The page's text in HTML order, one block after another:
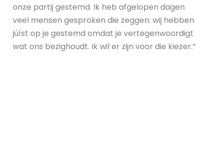
onze partij gestemd. Ik heb afgelopen dagen
veel mensen gesproken die zeggen: wij hebben
júíst op je gestemd omdat je vertegenwoordigt
wat ons bezighoudt. Ik wil er zijn voor die kiezer.”